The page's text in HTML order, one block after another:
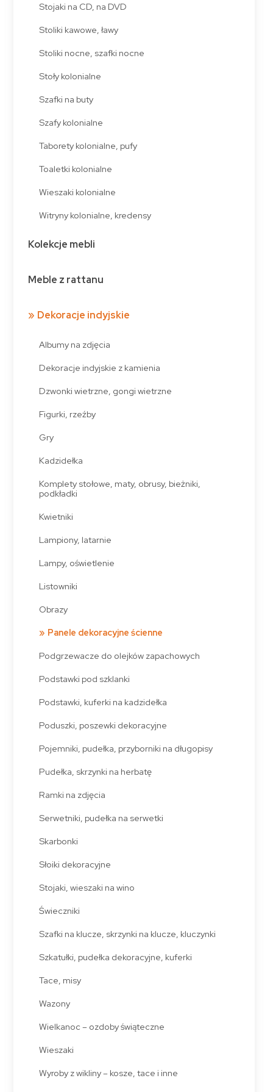
Stojaki na CD, na DVD
Stoliki kawowe, ławy
Stoliki nocne, szafki nocne
Stoły kolonialne
Szafki na buty
Szafy kolonialne
Taborety kolonialne, pufy
Toaletki kolonialne
Wieszaki kolonialne
Witryny kolonialne, kredensy
Kolekcje mebli
Meble z rattanu
Dekoracje indyjskie
Albumy na zdjęcia
Dekoracje indyjskie z kamienia
Dzwonki wietrzne, gongi wietrzne
Figurki, rzeźby
Gry
Kadzidełka
Komplety stołowe, maty, obrusy, bieżniki,
podkładki
Kwietniki
Lampiony, latarnie
Lampy, oświetlenie
Listowniki
Obrazy
Panele dekoracyjne ścienne
Podgrzewacze do olejków zapachowych
Podstawki pod szklanki
Podstawki, kuferki na kadzidełka
Poduszki, poszewki dekoracyjne
Pojemniki, pudełka, przyborniki na długopisy
Pudełka, skrzynki na herbatę
Ramki na zdjęcia
Serwetniki, pudełka na serwetki
Skarbonki
Słoiki dekoracyjne
Stojaki, wieszaki na wino
Świeczniki
Szafki na klucze, skrzynki na klucze, kluczynki
Szkatułki, pudełka dekoracyjne, kuferki
Tace, misy
Wazony
Wielkanoc – ozdoby świąteczne
Wieszaki
Wyroby z wikliny – kosze, tace i inne